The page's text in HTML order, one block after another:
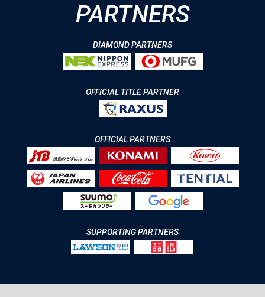
PARTNERS
DIAMOND PARTNERS
OFFICIAL TITLE PARTNER
OFFICIAL PARTNERS
SUPPORTING PARTNERS